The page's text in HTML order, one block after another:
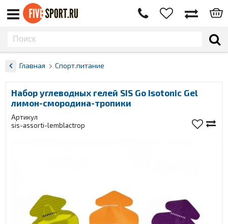
Главная Спорт.питание
Набор углеводных гелей SIS Go Isotonic Gel
лимон-смородина-тропики
Артикул
sis-assorti-lemblactrop